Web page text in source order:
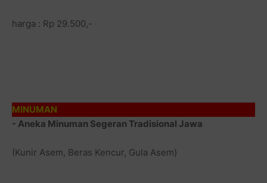
harga : Rp 29.500,-
MINUMAN
- Aneka Minuman Segeran Tradisional Jawa
(Kunir Asem, Beras Kencur, Gula Asem)